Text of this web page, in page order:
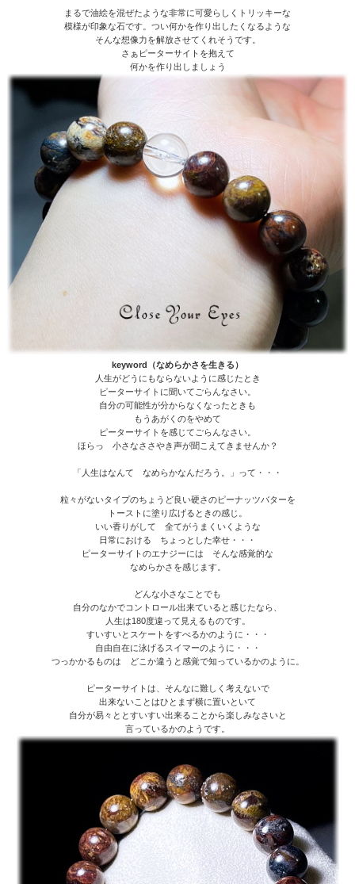
まるで油絵を混ぜたような非常に可愛らしくトリッキーな
模様が印象な石です。つい何かを作り出したくなるような
そんな想像力を解放させてくれそうです。
さぁピーターサイトを抱えて
何かを作り出しましょう
keyword（なめらかさを生きる）
人生がどうにもならないように感じたとき
ピーターサイトに聞いてごらんなさい。
自分の可能性が分からなくなったときも
もうあがくのをやめて
ピーターサイトを感じてごらんなさい。
ほらっ 小さなささやき声が聞こえてきませんか？
「人生はなんて なめらかなんだろう。」って・・・
粒々がないタイプのちょうど良い硬さのピーナッツバターを
トーストに塗り広げるときの感じ。
いい香りがして 全てがうまくいくような
日常における ちょっとした幸せ・・・
ピーターサイトのエナジーには そんな感覚的な
なめらかさを感じます。
どんな小さなことでも
自分のなかでコントロール出来ていると感じたなら、
人生は180度違って見えるものです。
すいすいとスケートをすべるかのように・・・
自由自在に泳げるスイマーのように・・・
つっかかるものは どこか違うと感覚で知っているかのように。
ピーターサイトは、そんなに難しく考えないで
出来ないことはひとまず横に置いといて
自分が易々ととすいすい出来ることから楽しみなさいと
言っているかのようです。